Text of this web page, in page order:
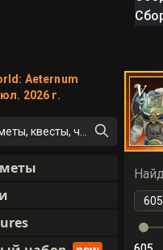
V
Aeternum
2026 г.
квесты, что угодно!